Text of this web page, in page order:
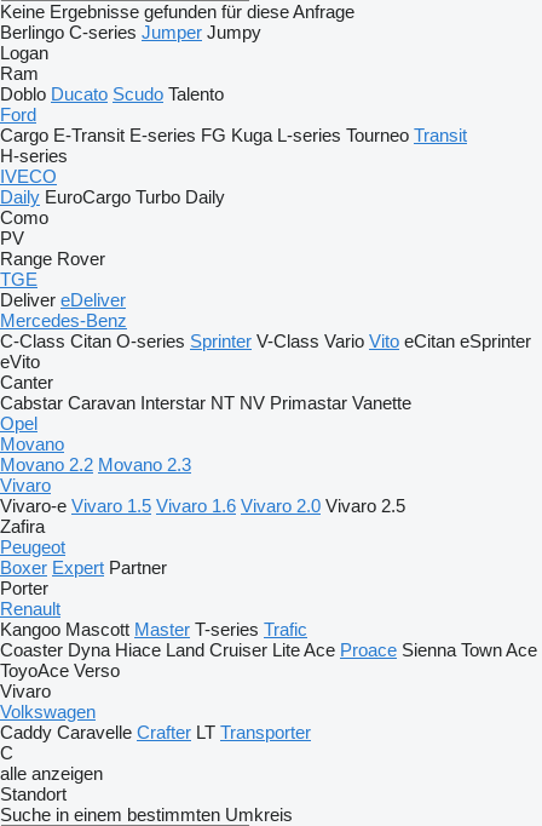
Keine Ergebnisse gefunden für diese Anfrage
Berlingo C-series Jumper Jumpy
Logan
Ram
Doblo Ducato Scudo Talento
Ford
Cargo E-Transit E-series FG Kuga L-series Tourneo Transit
H-series
IVECO
Daily EuroCargo Turbo Daily
Como
PV
Range Rover
TGE
Deliver eDeliver
Mercedes-Benz
C-Class Citan O-series Sprinter V-Class Vario Vito eCitan eSprinter
eVito
Canter
Cabstar Caravan Interstar NT NV Primastar Vanette
Opel
Movano
Movano 2.2 Movano 2.3
Vivaro
Vivaro-e Vivaro 1.5 Vivaro 1.6 Vivaro 2.0 Vivaro 2.5
Zafira
Peugeot
Boxer Expert Partner
Porter
Renault
Kangoo Mascott Master T-series Trafic
Coaster Dyna Hiace Land Cruiser Lite Ace Proace Sienna Town Ace
ToyoAce Verso
Vivaro
Volkswagen
Caddy Caravelle Crafter LT Transporter
C
alle anzeigen
Standort
Suche in einem bestimmten Umkreis